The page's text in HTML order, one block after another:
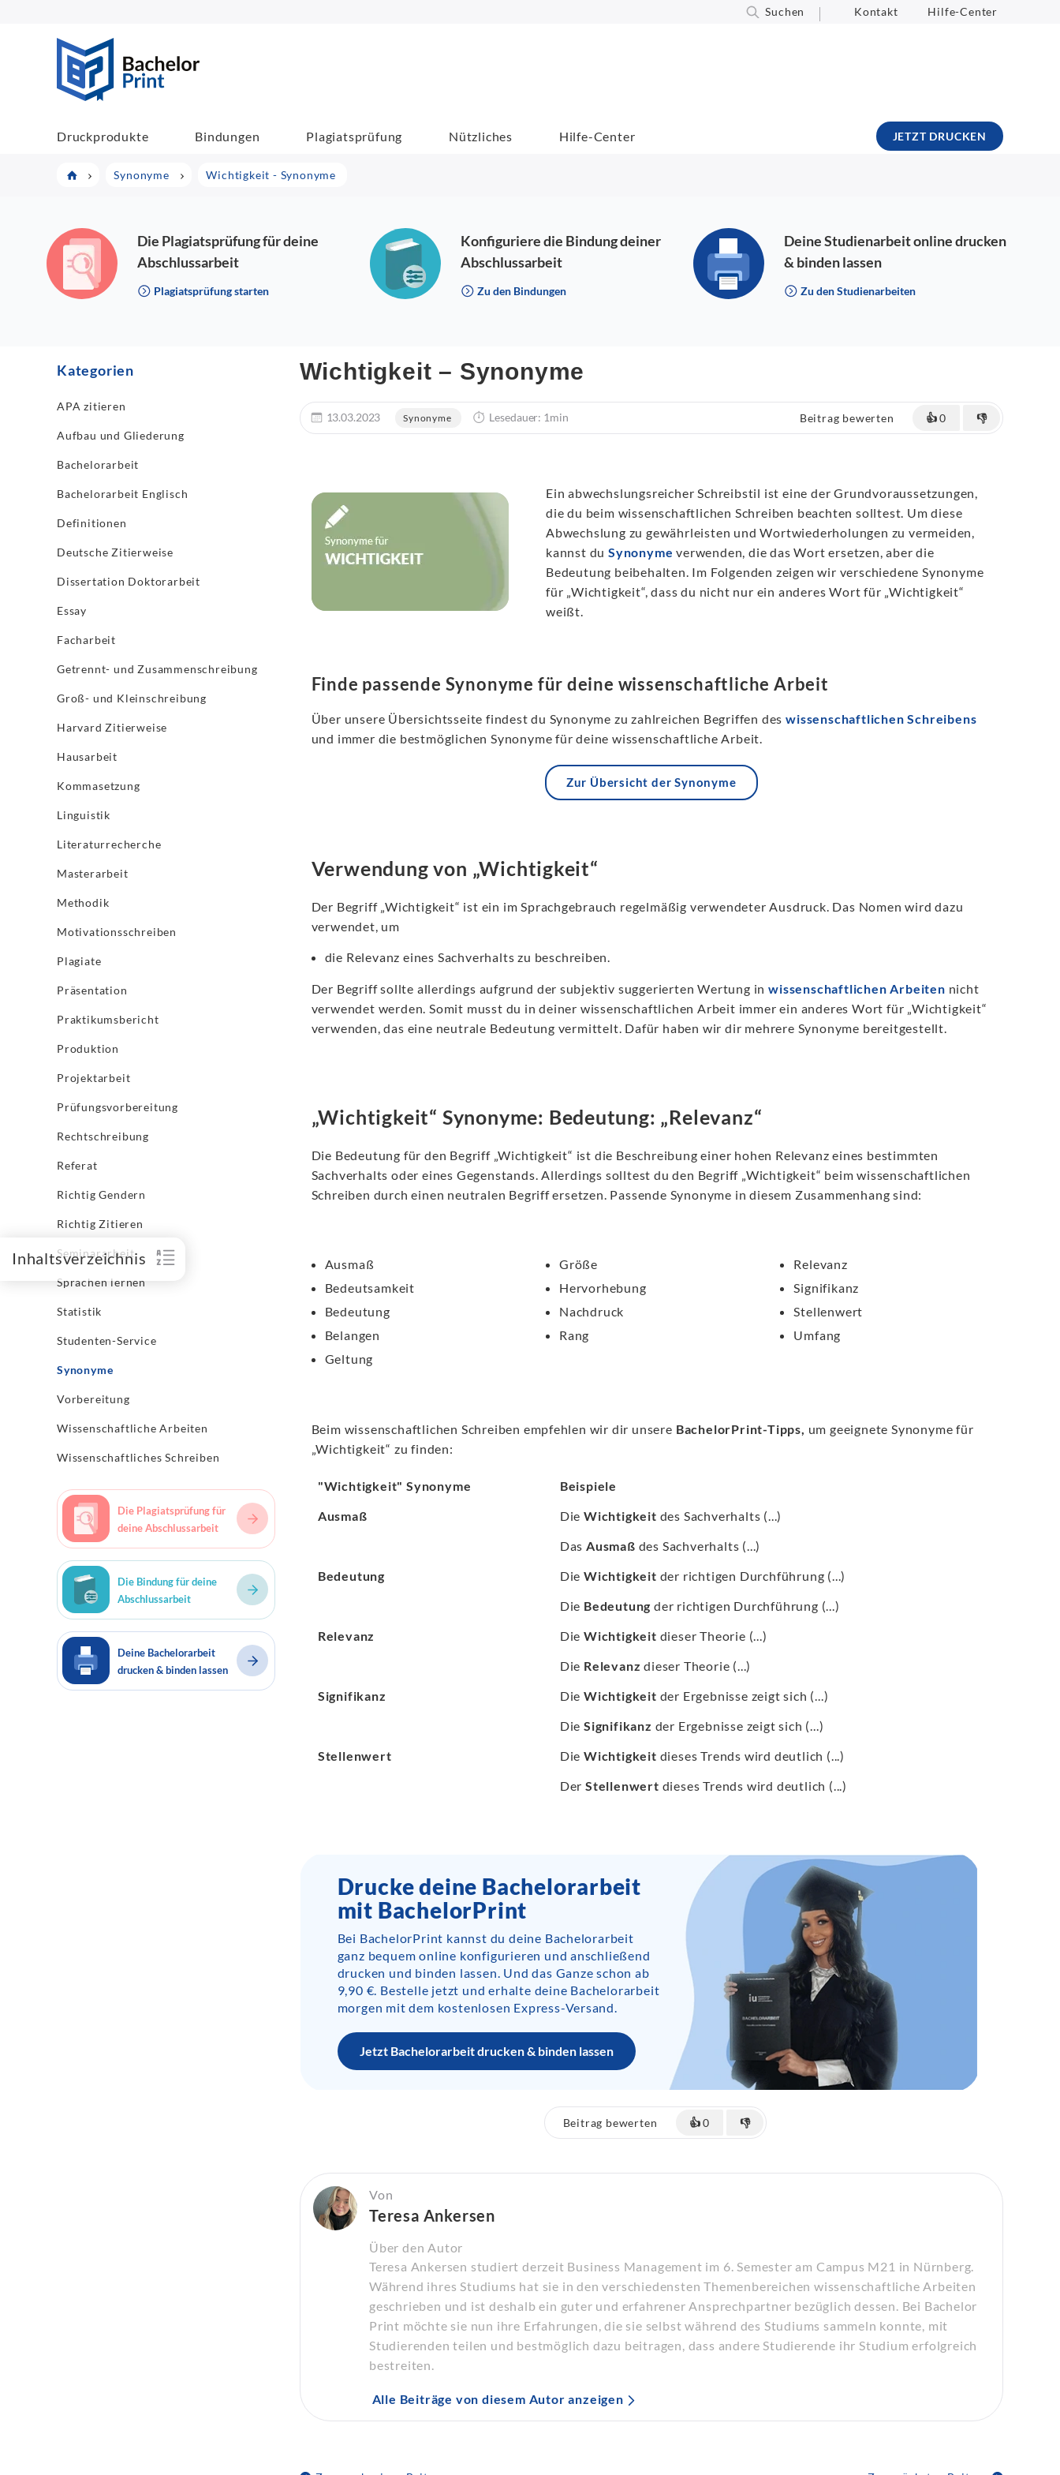
Suchen Kontakt Hilfe-Center
Druckprodukte Bindungen Plagiatsprüfung Nützliches Hilfe-Center JETZT DRUCKEN
Synonyme Wichtigkeit - Synonyme
Die Plagiatsprüfung für deine
Abschlussarbeit
Plagiatsprüfung starten
Konfiguriere die Bindung deiner
Abschlussarbeit
Zu den Bindungen
Deine Studienarbeit online drucken
& binden lassen
Zu den Studienarbeiten
Kategorien
APA zitieren
Aufbau und Gliederung
Bachelorarbeit
Bachelorarbeit Englisch
Definitionen
Deutsche Zitierweise
Dissertation Doktorarbeit
Essay
Facharbeit
Getrennt- und Zusammenschreibung
Groß- und Kleinschreibung
Harvard Zitierweise
Hausarbeit
Kommasetzung
Linguistik
Literaturrecherche
Masterarbeit
Methodik
Motivationsschreiben
Plagiate
Präsentation
Praktikumsbericht
Produktion
Projektarbeit
Prüfungsvorbereitung
Rechtschreibung
Referat
Richtig Gendern
Richtig Zitieren
Seminararbeit
Sprachen lernen
Statistik
Studenten-Service
Synonyme
Vorbereitung
Wissenschaftliche Arbeiten
Wissenschaftliches Schreiben
Die Plagiatsprüfung für
deine Abschlussarbeit
Die Bindung für deine
Abschlussarbeit
Deine Bachelorarbeit
drucken & binden lassen
Wichtigkeit – Synonyme
13.03.2023 Synonyme Lesedauer: 1min Beitrag bewerten 👍0 👎
Inhaltsverzeichnis
Ein abwechslungsreicher Schreibstil ist eine der Grundvoraussetzungen,
die du beim wissenschaftlichen Schreiben beachten solltest. Um diese
Abwechslung zu gewährleisten und Wortwiederholungen zu vermeiden,
kannst du Synonyme verwenden, die das Wort ersetzen, aber die
Bedeutung beibehalten. Im Folgenden zeigen wir verschiedene Synonyme
für „Wichtigkeit“, dass du nicht nur ein anderes Wort für „Wichtigkeit“
weißt.
Finde passende Synonyme für deine wissenschaftliche Arbeit
Über unsere Übersichtsseite findest du Synonyme zu zahlreichen Begriffen deswissenschaftlichen Schreibens
und immer die bestmöglichen Synonyme für deine wissenschaftliche Arbeit.
Zur Übersicht der Synonyme
Verwendung von „Wichtigkeit“
Der Begriff „Wichtigkeit“ ist ein im Sprachgebrauch regelmäßig verwendeter Ausdruck. Das Nomen wird dazu
verwendet, um
die Relevanz eines Sachverhalts zu beschreiben.
Der Begriff sollte allerdings aufgrund der subjektiv suggerierten Wertung inwissenschaftlichen Arbeiten nicht
verwendet werden. Somit musst du in deiner wissenschaftlichen Arbeit immer ein anderes Wort für „Wichtigkeit“
verwenden, das eine neutrale Bedeutung vermittelt. Dafür haben wir dir mehrere Synonyme bereitgestellt.
„Wichtigkeit“ Synonyme: Bedeutung: „Relevanz“
Die Bedeutung für den Begriff „Wichtigkeit“ ist die Beschreibung einer hohen Relevanz eines bestimmten
Sachverhalts oder eines Gegenstands. Allerdings solltest du den Begriff „Wichtigkeit“ beim wissenschaftlichen
Schreiben durch einen neutralen Begriff ersetzen. Passende Synonyme in diesem Zusammenhang sind:
Ausmaß
Bedeutsamkeit
Bedeutung
Belangen
Geltung
Größe
Hervorhebung
Nachdruck
Rang
Relevanz
Signifikanz
Stellenwert
Umfang
Beim wissenschaftlichen Schreiben empfehlen wir dir unsere BachelorPrint-Tipps, um geeignete Synonyme für
„Wichtigkeit“ zu finden:
"Wichtigkeit" Synonyme
Beispiele
Ausmaß
Die Wichtigkeit des Sachverhalts (...)
Das Ausmaß des Sachverhalts (...)
Bedeutung
Die Wichtigkeit der richtigen Durchführung (...)
Die Bedeutung der richtigen Durchführung (...)
Relevanz
Die Wichtigkeit dieser Theorie (...)
Die Relevanz dieser Theorie (...)
Signifikanz
Die Wichtigkeit der Ergebnisse zeigt sich (...)
Die Signifikanz der Ergebnisse zeigt sich (...)
Stellenwert
Die Wichtigkeit dieses Trends wird deutlich (...)
Der Stellenwert dieses Trends wird deutlich (...)
Drucke deine Bachelorarbeit
mit BachelorPrint
Bei BachelorPrint kannst du deine Bachelorarbeit
ganz bequem online konfigurieren und anschließend
drucken und binden lassen. Und das Ganze schon ab
9,90 €. Bestelle jetzt und erhalte deine Bachelorarbeit
morgen mit dem kostenlosen Express-Versand.
Jetzt Bachelorarbeit drucken & binden lassen
Beitrag bewerten 👍0 👎
Von
Teresa Ankersen
Über den Autor
Teresa Ankersen studiert derzeit Business Management im 6. Semester am Campus M21 in Nürnberg.
Während ihres Studiums hat sie in den verschiedensten Themenbereichen wissenschaftliche Arbeiten
geschrieben und ist deshalb ein guter und erfahrener Ansprechpartner bezüglich dessen. Bei Bachelor
Print möchte sie nun ihre Erfahrungen, die sie selbst während des Studiums sammeln konnte, mit
Studierenden teilen und bestmöglich dazu beitragen, dass andere Studierende ihr Studium erfolgreich
bestreiten.
Alle Beiträge von diesem Autor anzeigen